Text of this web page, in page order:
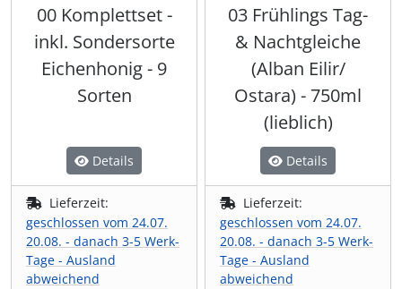
00 Komplettset -
inkl. Sondersorte
Eichenhonig - 9
Sorten
Details
Lieferzeit:
geschlossen vom 24.07.
20.08. - danach 3-5 Werk-
Tage - Ausland
abweichend
03 Frühlings Tag-
& Nachtgleiche
(Alban Eilir/
Ostara) - 750ml
(lieblich)
Details
Lieferzeit:
geschlossen vom 24.07.
20.08. - danach 3-5 Werk-
Tage - Ausland
abweichend
Shisha & Raucherbedarf
Steampunk
Trinkhörner, Halter & Ständer
Trommeln, Klagschalen & Musikinstrumente (37)
Truhen & Kisten